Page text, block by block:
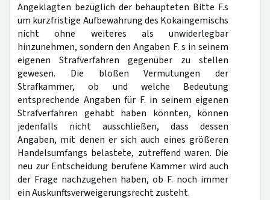
Angeklagten bezüglich der behaupteten Bitte F.s
um kurzfristige Aufbewahrung des Kokaingemischs
nicht ohne weiteres als unwiderlegbar
hinzunehmen, sondern den Angaben F. s in seinem
eigenen Strafverfahren gegenüber zu stellen
gewesen. Die bloßen Vermutungen der
Strafkammer, ob und welche Bedeutung
entsprechende Angaben für F. in seinem eigenen
Strafverfahren gehabt haben könnten, können
jedenfalls nicht ausschließen, dass dessen
Angaben, mit denen er sich auch eines größeren
Handelsumfangs belastete, zutreffend waren. Die
neu zur Entscheidung berufene Kammer wird auch
der Frage nachzugehen haben, ob F. noch immer
ein Auskunftsverweigerungsrecht zusteht.